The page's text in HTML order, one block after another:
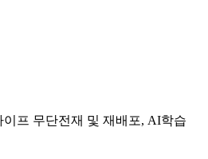
프 무단전재 및 재배포, AI학습